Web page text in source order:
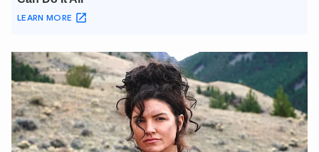
XIN CHÀO,
TÔI LÀ CHATBOT CỦA